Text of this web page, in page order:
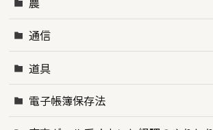
通信
道具
電子帳簿保存法